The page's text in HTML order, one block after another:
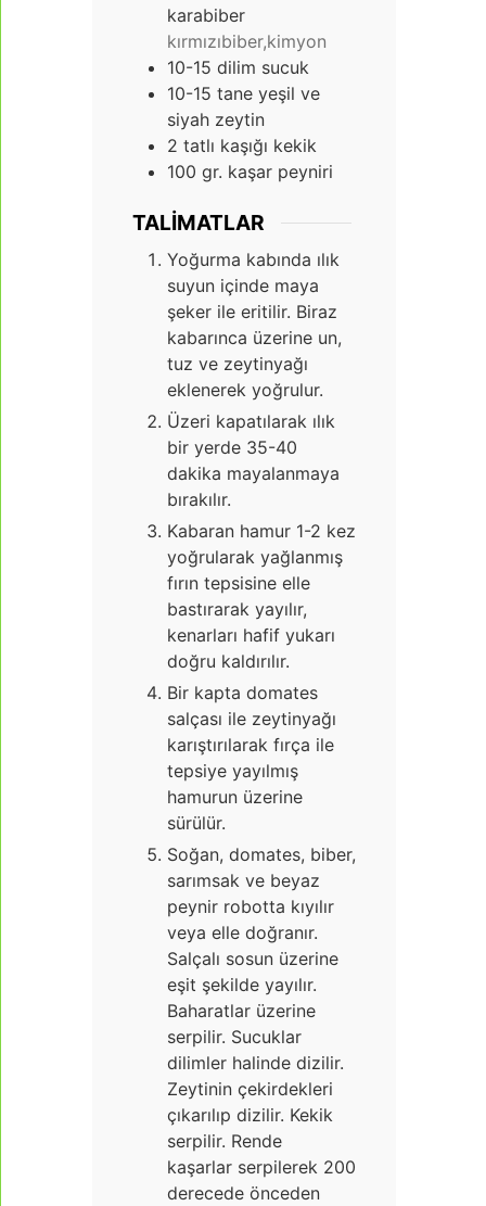
karabiber
kırmızıbiber,kimyon
10-15 dilim sucuk
10-15 tane yeşil ve
siyah zeytin
2 tatlı kaşığı kekik
100 gr. kaşar peyniri
TALIMATLAR
Yoğurma kabında ılık
suyun içinde maya
şeker ile eritilir. Biraz
kabarınca üzerine un,
tuz ve zeytinyağı
eklenerek yoğrulur.
Üzeri kapatılarak ılık
bir yerde 35-40
dakika mayalanmaya
bırakılır.
Kabaran hamur 1-2 kez
yoğrularak yağlanmış
fırın tepsisine elle
bastırarak yayılır,
kenarları hafif yukarı
doğru kaldırılır.
Bir kapta domates
salçası ile zeytinyağı
karıştırılarak fırça ile
tepsiye yayılmış
hamurun üzerine
sürülür.
Soğan, domates, biber,
sarımsak ve beyaz
peynir robotta kıyılır
veya elle doğranır.
Salçalı sosun üzerine
eşit şekilde yayılır.
Baharatlar üzerine
serpilir. Sucuklar
dilimler halinde dizilir.
Zeytinin çekirdekleri
çıkarılıp dizilir. Kekik
serpilir. Rende
kaşarlar serpilerek 200
derecede önceden